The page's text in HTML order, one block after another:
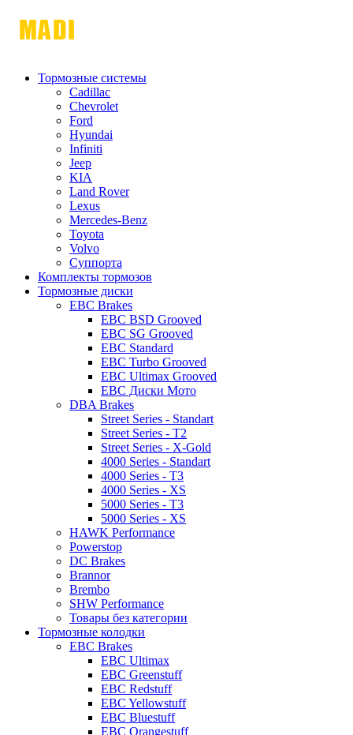
Тормозные системы
Cadillac
Chevrolet
Ford
Hyundai
Infiniti
Jeep
KIA
Land Rover
Lexus
Mercedes-Benz
Toyota
Volvo
Суппорта
Комплекты тормозов
Тормозные диски
EBC Brakes
EBC BSD Grooved
EBC SG Grooved
EBC Standard
EBC Turbo Grooved
EBC Ultimax Grooved
EBC Диски Мото
DBA Brakes
Street Series - Standart
Street Series - T2
Street Series - X-Gold
4000 Series - Standart
4000 Series - T3
4000 Series - XS
5000 Series - T3
5000 Series - XS
HAWK Performance
Powerstop
DC Brakes
Brannor
Brembo
SHW Performance
Товары без категории
Тормозные колодки
EBC Brakes
EBC Ultimax
EBC Greenstuff
EBC Redstuff
EBC Yellowstuff
EBC Bluestuff
EBC Orangestuff